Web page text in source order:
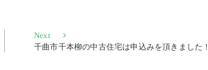
Next
post:
千曲市千本柳の中古住宅は申込みを頂きました！